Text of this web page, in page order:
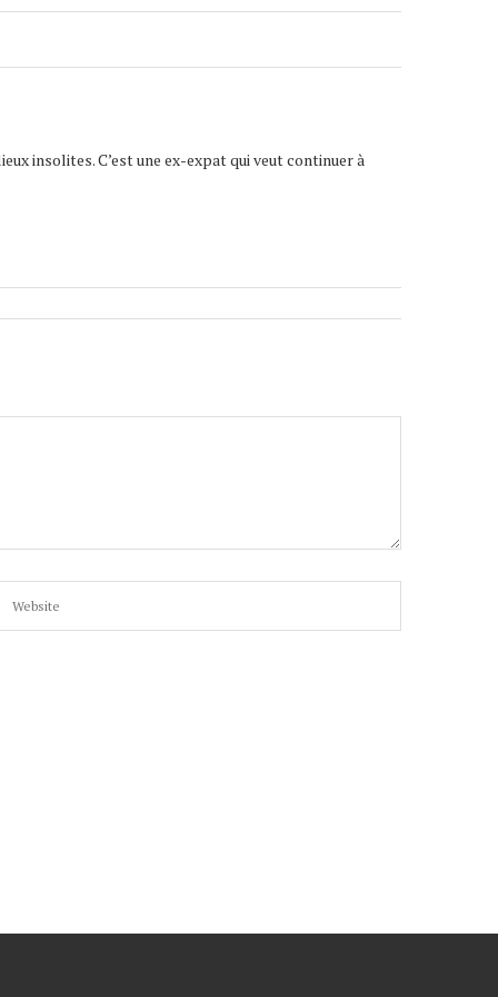
insolites. C’est une ex-expat qui veut continuer à